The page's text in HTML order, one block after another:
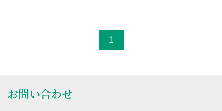
1
お問い合わせ